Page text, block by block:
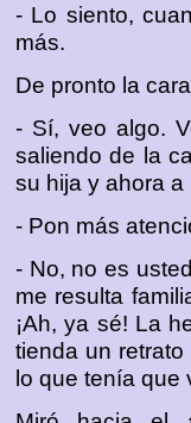
- Lo siento,
más.
De pronto la
- Sí, veo algo.
saliendo de la
su hija y ahora
- Pon más
- No, no es
me resulta
¡Ah, ya sé! La
tienda un
lo que tenía que